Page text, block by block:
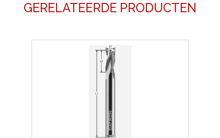
GERELATEERDE PRODUCTEN